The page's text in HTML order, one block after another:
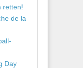
retten!
de la
Day